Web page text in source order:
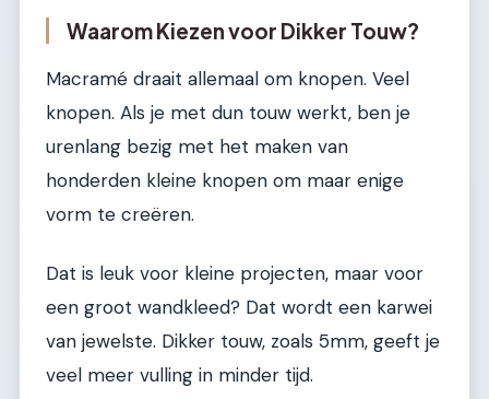
Waarom Kiezen voor Dikker Touw?
Macramé draait allemaal om knopen. Veel
knopen. Als je met dun touw werkt, ben je
urenlang bezig met het maken van
honderden kleine knopen om maar enige
vorm te creëren.
Dat is leuk voor kleine projecten, maar voor
een groot wandkleed? Dat wordt een karwei
van jewelste. Dikker touw, zoals 5mm, geeft je
veel meer vulling in minder tijd.